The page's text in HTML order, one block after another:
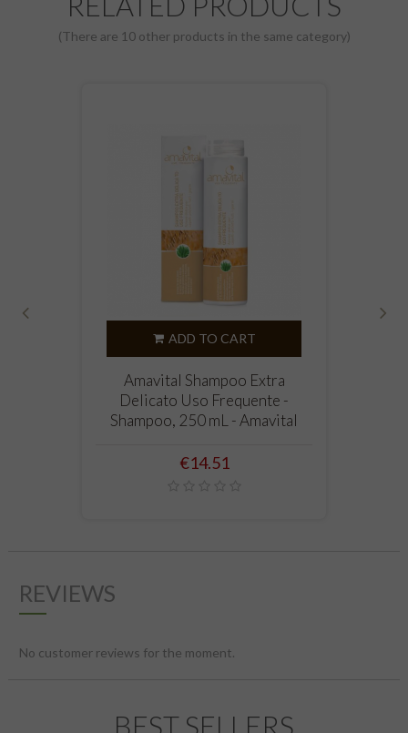
(There are 10 other products in the same category)
ADD TO CART
Amavital Shampoo Extra
Delicato Uso Frequente -
Shampoo, 250 mL - Amavital
Price
€14.51
REVIEWS
No customer reviews for the moment.